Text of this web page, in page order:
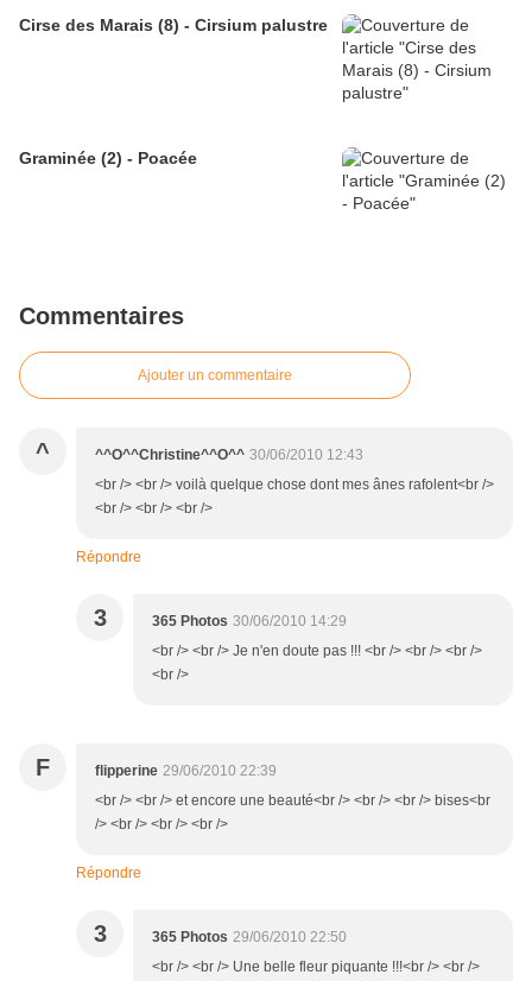
Cirse des Marais (8) - Cirsium palustre
Graminée (2) - Poacée
Commentaires
Ajouter un commentaire
^ ^^O^^Christine^^O^^ 30/06/2010 12:43
<br /> <br /> voilà quelque chose dont mes ânes rafolent<br />
<br /> <br /> <br />
Répondre
3 365 Photos 30/06/2010 14:29
<br /> <br /> Je n'en doute pas !!! <br /> <br /> <br />
<br />
F flipperine 29/06/2010 22:39
<br /> <br /> et encore une beauté<br /> <br /> <br /> bises<br
/> <br /> <br /> <br />
Répondre
3 365 Photos 29/06/2010 22:50
<br /> <br /> Une belle fleur piquante !!!<br /> <br />